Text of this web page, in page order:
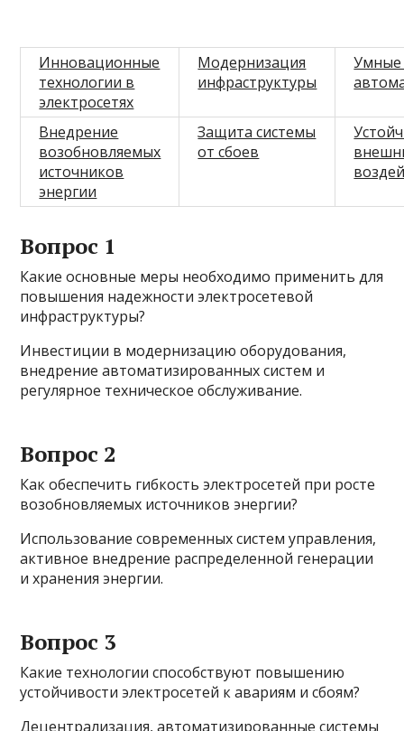
Инновационные
технологии в
электросетях
Модернизация
инфраструктуры
Умные
Внедрение
возобновляемых
источников
энергии
Защита системы
от сбоев
Вопрос 1
Какие основные меры необходимо применить для
повышения надежности электросетевой
инфраструктуры?
Инвестиции в модернизацию оборудования,
внедрение автоматизированных систем и
регулярное техническое обслуживание.
Вопрос 2
Как обеспечить гибкость электросетей при росте
возобновляемых источников энергии?
Использование современных систем управления,
активное внедрение распределенной генерации
и хранения энергии.
Вопрос 3
Какие технологии способствуют повышению
устойчивости электросетей к авариям и сбоям?
Децентрализация, автоматизированные системы